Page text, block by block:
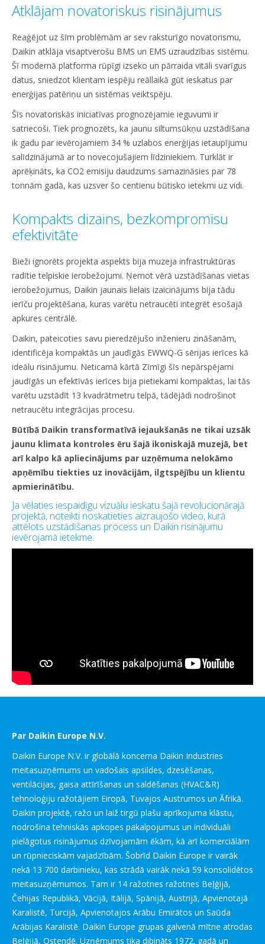
Atklājam novatoriskus risinājumus
Reaģējot uz šīm problēmām ar sev raksturīgo novatorismu,
Daikin atklāja visaptverošu BMS un EMS uzraudzības sistēmu.
Šī modernā platforma rūpīgi izseko un pārraida vitāli svarīgus
datus, sniedzot klientam iespēju reāllaikā gūt ieskatus par
enerģijas patēriņu un sistēmas veiktspēju.
Šīs novatoriskās iniciatīvas prognozējamie ieguvumi ir
satriecoši. Tiek prognozēts, ka jaunu siltumsūkņu uzstādīšana
ik gadu par ievērojamiem 34 % uzlabos enerģijas ietaupījumu
salīdzinājumā ar to novecojušajiem līdziniekiem. Turklāt ir
aprēķināts, ka CO2 emisiju daudzums samazināsies par 78
tonnām gadā, kas uzsver šo centienu būtisko ietekmi uz vidi.
Kompakts dizains, bezkompromisu
efektivitāte
Bieži ignorēts projekta aspekts bija muzeja infrastruktūras
radītie telpiskie ierobežojumi. Ņemot vērā uzstādīšanas vietas
ierobežojumus, Daikin jaunais lielais izaicinājums bija tādu
ierīču projektēšana, kuras varētu netraucēti integrēt esošajā
apkures centrālē.
Daikin, pateicoties savu pieredzējušo inženieru zināšanām,
identificēja kompaktās un jaudīgās EWWQ-G sērijas ierīces kā
ideālu risinājumu. Neticamā kārtā Zīmīgi šīs nepārspējami
jaudīgās un efektīvās ierīces bija pietiekami kompaktas, lai tās
varētu uzstādīt 13 kvadrātmetru telpā, tādējādi nodrošinot
netraucētu integrācijas procesu.
Būtībā Daikin transformatīvā iejaukšanās ne tikai uzsāk
jaunu klimata kontroles ēru šajā ikoniskajā muzejā, bet
arī kalpo kā apliecinājums par uzņēmuma nelokāmo
apņēmību tiekties uz inovācijām, ilgtspējību un klientu
apmierinātību.
Ja vēlaties iespaidīgu vizuālu ieskatu šajā revolucionārajā
projektā, noteikti noskatieties aizraujošo video, kurā
attēlots uzstādīšanas process un Daikin risinājumu
ievērojamā ietekme.
Par Daikin Europe N.V.
Daikin Europe N.V. ir globālā koncerna Daikin Industries
meitasuzņēmums un vadošais apsildes, dzesēšanas,
ventilācijas, gaisa attīrīšanas un saldēšanas (HVAC&R)
tehnoloģiju ražotājiem Eiropā, Tuvajos Austrumos un Āfrikā.
Daikin projektē, ražo un laiž tirgū plašu aprīkojuma klāstu,
nodrošina tehniskās apkopes pakalpojumus un individuāli
pielāgotus risinājumus dzīvojamām ēkām, kā arī komerciālām
un rūpnieciskām vajadzībām. Šobrīd Daikin Europe ir vairāk
nekā 13 700 darbinieku, kas strādā vairāk nekā 59 konsolidētos
meitasuzņēmumos. Tam ir 14 ražotnes ražotnes Beļģijā,
Čehijas Republikā, Vācijā, Itālijā, Spānijā, Austrijā, Apvienotajā
Karalistē, Turcijā, Apvienotajos Arābu Emirātos un Saūda
Arābijas Karalistē. Daikin Europe grupas galvenā mītne atrodas
Beļģijā, Ostendē. Uzņēmums tika dibināts 1972. gadā un